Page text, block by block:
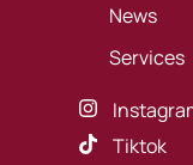
News
Services
Tiktok